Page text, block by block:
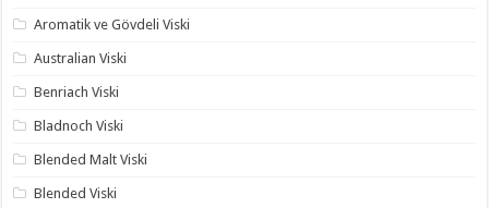
Aromatik ve Gövdeli Viski
Australian Viski
Benriach Viski
Bladnoch Viski
Blended Malt Viski
Blended Viski